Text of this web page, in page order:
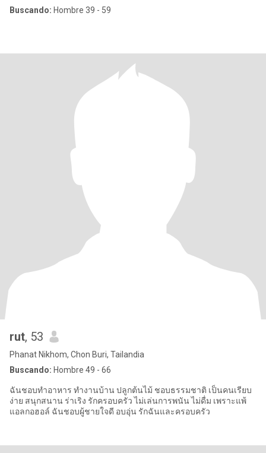
Buscando: Hombre 39 - 59
rut, 53
Phanat Nikhom, Chon Buri, Tailandia
Buscando: Hombre 49 - 66
ฉันชอบทำอาหาร ทำงานบ้าน ปลูกต้นไม้ ชอบธรรมชาติ เป็นคนเรียบ
ง่าย สนุกสนาน ร่าเริง รักครอบครัว ไม่เล่นการพนัน ไม่ดื่ม เพราะแพ้
แอลกอฮอล์ ฉันชอบผู้ชายใจดี อบอุ่น รักฉันและครอบครัว